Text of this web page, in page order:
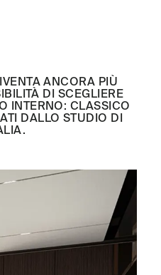
ANCORA PIÙ
DI SCEGLIERE
INTERNO: CLASSICO
DALLO STUDIO DI